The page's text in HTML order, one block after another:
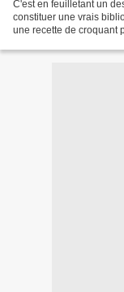
C'est en feuilletant un
constituer une vrais
une recette de croquant